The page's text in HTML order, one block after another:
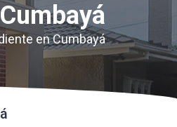
en Cumbayá